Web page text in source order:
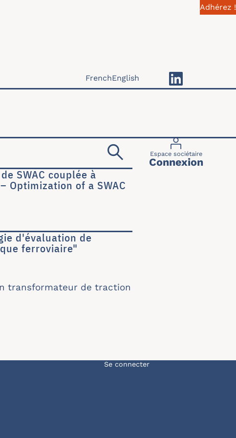
Adhérez !
Menu du
Espace sociétaire
Connexion
FrenchEnglish
SWAC couplée à
Optimization of a SWAC
d'évaluation de
ferroviaire"
transformateur de traction
Menu du compte de
Se connecter